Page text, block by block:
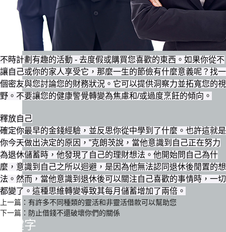
不時計劃有趣的活動 - 去度假或購買您喜歡的東西。如果你從不
讓自己或你的家人享受它，那麼一生的節儉有什麼意義呢？找一
個密友與您討論您的財務狀況。它可以提供洞察力並拓寬您的視
野。不要讓您的健康警覺轉變為焦慮和/或過度烹飪的傾向。
釋放自己
確定你最早的金錢經驗，並反思你從中學到了什麼。也許這就是
你今天做出決定的原因，”克朗茨說，當他意識到自己正在努力
為退休儲蓄時，他發現了自己的理財想法。他開始問自己為什
麼，意識到自己之所以迴避，是因為他無法認同退休後閒置的想
法。然而，當他意識到退休後可以關注自己喜歡的事情時，一切
都變了。這種思維轉變導致其每月儲蓄增加了兩倍。
上一篇： 有許多不同種類的靈活和非靈活借款可以幫助您
下一篇： 防止借錢不還破壞你們的關係
關鍵字